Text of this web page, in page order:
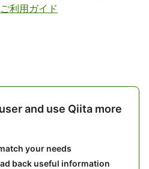
利用ガイド
and use Qiita more
your needs
back useful information